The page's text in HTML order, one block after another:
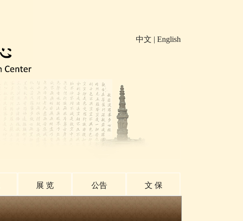
中文 | English
展 览 公告 文 保